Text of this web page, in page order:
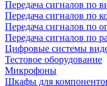
Передача сигналов по
Передача сигналов по
Передача сигналов по
Передача сигналов по
Цифровые системы
Тестовое оборудование
Микрофоны
Шкафы для